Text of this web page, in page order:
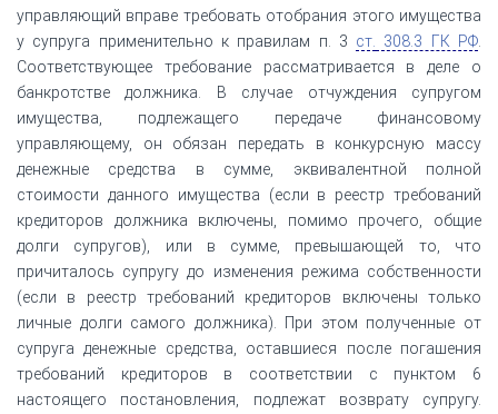
управляющий вправе требовать отобрания этого имущества
у супруга применительно к правилам п. 3 ст. 308.3 ГК РФ
Соответствующее требование рассматривается в деле о
банкротстве должника. В случае отчуждения супругом
имущества, подлежащего передаче финансовому
управляющему, он обязан передать в конкурсную массу
денежные средства в сумме, эквивалентной полной
стоимости данного имущества (если в реестр требований
кредиторов должника включены, помимо прочего, общие
долги супругов), или в сумме, превышающей то, что
причиталось супругу до изменения режима собственности
(если в реестр требований кредиторов включены только
личные долги самого должника). При этом полученные от
супруга денежные средства, оставшиеся после погашения
требований кредиторов в соответствии с пунктом 6
настоящего постановления, подлежат возврату супругу.